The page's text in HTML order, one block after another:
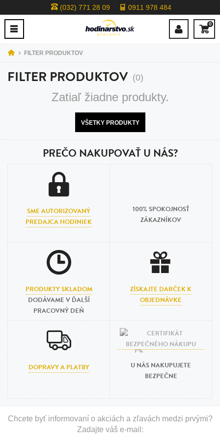
(032) 771 28 09 0911 978 484
0
FILTER PRODUKTOV
FILTER PRODUKTOV (0)
Zatiaľ žiadne produkty.
VŠETKY PRODUKTY
PREČO NAKUPOVAŤ U NÁS?
SME AUTORIZOVANÝ
PREDAJCA HODINIEK
100% SPOKOJNOSŤ
ZÁKAZNÍKOV
PRODUKTY SKLADOM
DODÁVAME V ĎALŠÍ
PRACOVNÝ DEŇ
ZÍSKAJTE DARČEK K
OBJEDNÁVKE
DOPRAVY A PLATBY
U NÁS NAKUPUJETE
BEZPEČNE
Chcete byť informovaní o akciách a zľavách medzi prvými?
Zadajte váš e-mail: